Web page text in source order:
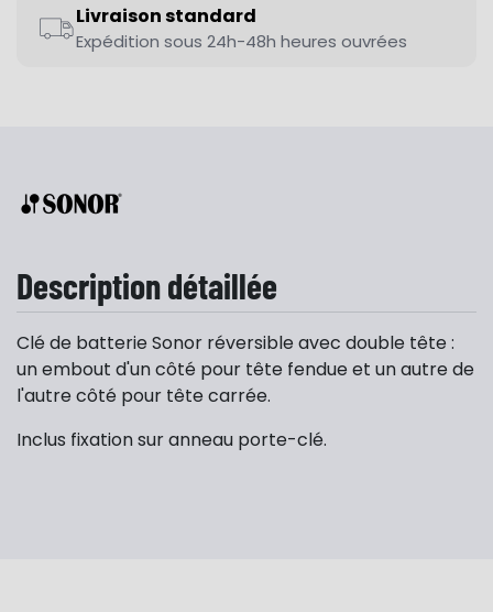
Livraison standard
Expédition sous 24h-48h heures ouvrées
Description détaillée
Clé de batterie Sonor réversible avec double tête :
un embout d'un côté pour tête fendue et un autre de
l'autre côté pour tête carrée.
Inclus fixation sur anneau porte-clé.